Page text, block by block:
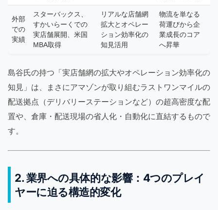
外部
での
実績
スターバックス、
すかいらーくでの
実店舗展開、米国
MBA取得
リアルな店舗網
拡大とオペレー
ション効率化の
知見活用
物流を単なる
荷運びから企
業成長のコア
へ昇華
島谷氏の持つ「実店舗網の拡大やオペレーション効率化の
知見」は、まさにアマゾンが取り組むラストワンマイルの
配送拠点（デリバリーステーションなど）の超高密度な配
置や、倉庫・配送現場の省人化・自動化に直結するもので
す。
2. 業界への具体的な影響：4つのプレイ
ヤーに迫る構造的変化